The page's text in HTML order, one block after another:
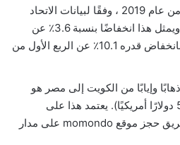
دولارًا أمريكيًا في الربع الأول من عام 2019 ، وفقًا لبيانات الاتحاد
الدولي للنقل الجوي (IATA). ويمثل هذا انخفاضًا بنسبة 3.6٪ عن
الربع الرابع من عام 2018 ، وبانخفاض قدره 10.1٪ عن الربع الأول من
وإيابًا من الكويت إلى مصر هو
160.39 دينارًا كويتيًا (545.44 دولارًا أمريكيًا). يعتمد هذا على
البيانات التي تم جمعها عن طريق حجز موقع momondo على مدار